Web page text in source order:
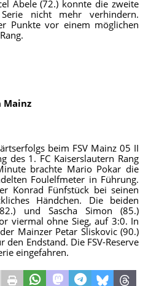
Abele (72.) konnte die zweite
nicht mehr verhindern.
Punkte vor einem möglichen
Mainz
beim FSV Mainz 05 II
des 1. FC Kaiserslautern Rang
brachte Mario Pokar die
Foulelfmeter in Führung.
Konrad Fünfstück bei seinen
Händchen. Die beiden
(82.) und Sascha Simon (85.)
viermal ohne Sieg, auf 3:0. In
Mainzer Petar Sliskovic (90.)
Endstand. Die FSV-Reserve
eingefahren.